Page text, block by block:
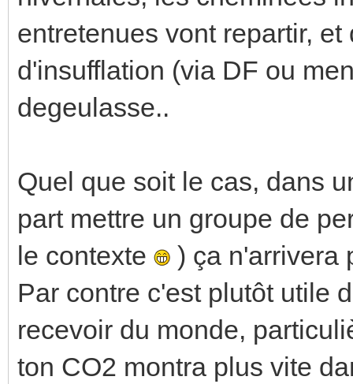
entretenues vont repartir,
d'insufflation (via DF ou
degeulasse..
Quel que soit le cas, dans
part mettre un groupe de
le contexte
) ça n'arrivera
Par contre c'est plutôt utile
recevoir du monde,
ton CO2 montra plus vite